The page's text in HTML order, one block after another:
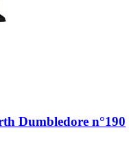
Dumbledore n°190